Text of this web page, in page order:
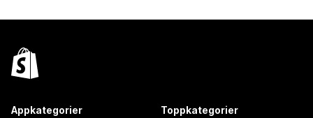
Appkategorier Toppkategorier